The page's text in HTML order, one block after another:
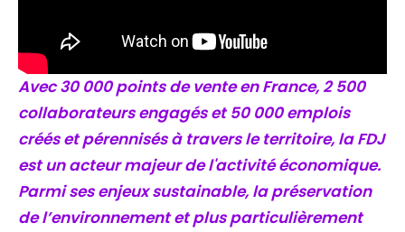
Avec 30 000 points de vente en France, 2 500
collaborateurs engagés et 50 000 emplois
créés et pérennisés à travers le territoire, la FDJ
est un acteur majeur de l'activité économique.
Parmi ses enjeux sustainable, la préservation
de l’environnement et plus particulièrement